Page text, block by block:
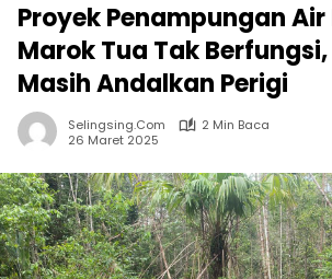
Proyek Penampungan Air
Marok Tua Tak
Masih Andalkan Perigi
Selingsing.com
2 Min Baca
26 Maret 2025